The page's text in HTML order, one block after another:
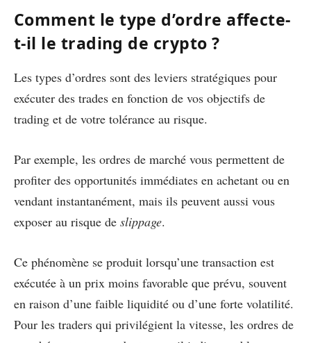
Comment le type d’ordre affecte-
t-il le trading de crypto ?
Les types d’ordres sont des leviers stratégiques pour
exécuter des trades en fonction de vos objectifs de
trading et de votre tolérance au risque.
Par exemple, les ordres de marché vous permettent de
profiter des opportunités immédiates en achetant ou en
vendant instantanément, mais ils peuvent aussi vous
exposer au risque de slippage.
Ce phénomène se produit lorsqu’une transaction est
exécutée à un prix moins favorable que prévu, souvent
en raison d’une faible liquidité ou d’une forte volatilité.
Pour les traders qui privilégient la vitesse, les ordres de